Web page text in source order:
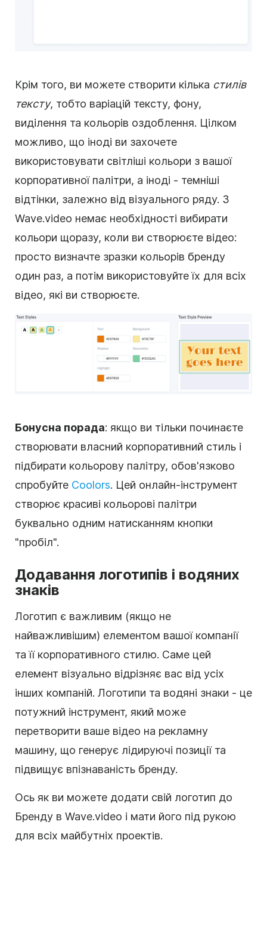
Крім того, ви можете створити кілька стилів
тексту, тобто варіацій тексту, фону,
виділення та кольорів оздоблення. Цілком
можливо, що іноді ви захочете
використовувати світліші кольори з вашої
корпоративної палітри, а іноді - темніші
відтінки, залежно від візуального ряду. З
Wave.video немає необхідності вибирати
кольори щоразу, коли ви створюєте відео:
просто визначте зразки кольорів бренду
один раз, а потім використовуйте їх для всіх
відео, які ви створюєте.
Бонусна порада: якщо ви тільки починаєте
створювати власний корпоративний стиль і
підбирати кольорову палітру, обов'язково
спробуйте Coolors. Цей онлайн-інструмент
створює красиві кольорові палітри
буквально одним натисканням кнопки
"пробіл".
Додавання логотипів і водяних
знаків
Логотип є важливим (якщо не
найважливішим) елементом вашої компанії
та її корпоративного стилю. Саме цей
елемент візуально відрізняє вас від усіх
інших компаній. Логотипи та водяні знаки - це
потужний інструмент, який може
перетворити ваше відео на рекламну
машину, що генерує лідируючі позиції та
підвищує впізнаваність бренду.
Ось як ви можете додати свій логотип до
Бренду в Wave.video і мати його під рукою
для всіх майбутніх проектів.